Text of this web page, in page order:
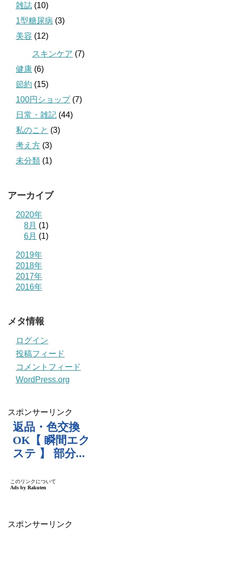
雑誌 (10)
1型糖尿病 (3)
美容 (12)
スキンケア (7)
健康 (6)
節約 (15)
100円ショップ(7)
日常・雑記 (44)
私のこと (3)
考え方 (3)
未分類 (1)
アーカイブ
2020年
8月 (1)
6月 (1)
2019年
2018年
2017年
2016年
メタ情報
ログイン
投稿フィード
コメントフィード
WordPress.org
スポンサーリンク
スポンサーリンク